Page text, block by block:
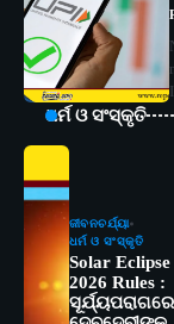
ଧର୍ମ ଓ ସଂସ୍କୃତି
ଜୀବନଚର୍ଯ୍ୟା
ଧର୍ମ ଓ ସଂସ୍କୃତି
Solar Eclipse
2026 Rules :
ସୂର୍ଯ୍ୟପରାଗରେ